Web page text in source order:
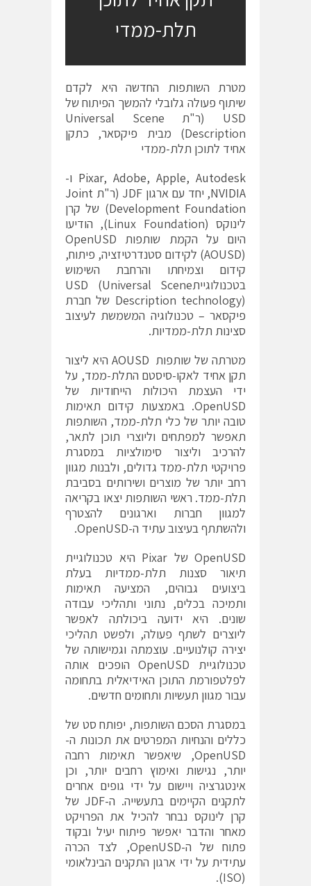
תלת-ממדי
מטרת השותפות החדשה היא לקדם
שיתוף פעולה גלובלי להמשך הפיתוח של
USD (ר"ת Universal Scene
Description) מבית פיקסאר, כתקן
אחיד לתוכן תלת-ממדי
Pixar, Adobe, Apple, Autodesk
ו-
NVIDIA, יחד עם ארגון JDF (ר"ת
Joint
Development Foundation) של קרן
לינוקס (Linux Foundation), הודיעו
היום על הקמת שותפות OpenUSD
(AOUSD) לקידום סטנדרטיזציה, פיתוח,
קידום וצמיחתו והרחבת השימוש
בטכנולוגייתUSD (Universal Scene
Description technology) של חברת
פיקסאר – טכנולוגיה המשמשת לעיצוב
סצינות תלת-ממדיות.
מטרתה של שותפות AOUSD היא ליצור
תקן אחיד לאקו-סיסטם התלת-ממד, על
ידי העצמת היכולות הייחודיות של
OpenUSD. באמצעות קידום תאימות
טובה יותר של כלי תלת-ממד, השותפות
תאפשר למפתחים וליוצרי תוכן לתאר,
להרכיב וליצור סימולציות במסגרת
פרויקטי תלת-ממד גדולים, ולבנות מגוון
רחב יותר של מוצרים ושירותים בסביבת
תלת-ממד. ראשי השותפות יצאו בקריאה
למגוון חברות וארגונים להצטרף
ולהשתתף בעיצוב עתיד ה-OpenUSD.
OpenUSD של Pixar היא טכנולוגיית
תיאור סצנות תלת-ממדיות בעלת
ביצועים גבוהים, המציעה תאימות
ותמיכה בכלים, נתוני ותהליכי עבודה
שונים. היא ידועה ביכולתה לאפשר
ליוצרים לשתף פעולה, ולפשט תהליכי
יצירה קולנועיים. עוצמתה וגמישותה של
טכנולוגיית OpenUSD הופכים אותה
לפלטפורמת התוכן האידיאלית בתחומה
עבור מגוון תעשיות ותחומים חדשים.
במסגרת הסכם השותפות, יפותח סט של
כללים והנחיות המפרטים את תכונות ה-
OpenUSD, שיאפשר תאימות רחבה
יותר, נגישות ואימוץ רחבים יותר, וכן
אינטגרציה ויישום על ידי גופים אחרים
לתקנים הקיימים בתעשייה. ה-JDF של
קרן לינוקס נבחר להכיל את הפרויקט
מאחר והדבר יאפשר פיתוח יעיל ובקוד
פתוח של ה-OpenUSD, לצד הכרה
עתידית על ידי ארגון התקנים הבינלאומי
(ISO).